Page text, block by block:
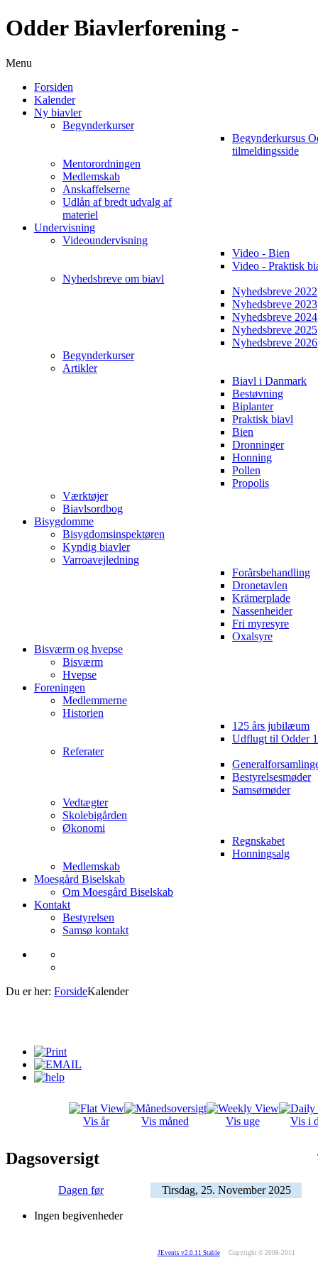
Odder Biavlerforening -
Menu
Forsiden
Kalender
Ny biavler
Begynderkurser
Begynderkursus
tilmeldingsside
Mentorordningen
Medlemskab
Anskaffelserne
Udlån af bredt udvalg af
materiel
Undervisning
Videoundervisning
Video - Bien
Video - Praktisk
Nyhedsbreve om biavl
Nyhedsbreve 2022
Nyhedsbreve 2023
Nyhedsbreve 2024
Nyhedsbreve 2025
Nyhedsbreve 2026
Begynderkurser
Artikler
Biavl i Danmark
Bestøvning
Biplanter
Praktisk biavl
Bien
Dronninger
Honning
Pollen
Propolis
Værktøjer
Biavlsordbog
Bisygdomme
Bisygdomsinspektøren
Kyndig biavler
Varroavejledning
Forårsbehandling
Dronetavlen
Krämerplade
Nassenheider
Fri myresyre
Oxalsyre
Bisværm og hvepse
Bisværm
Hvepse
Foreningen
Medlemmerne
Historien
125 års jubilæum
Udflugt til Odder
Referater
Bestyrelsesmøder
Samsømøder
Vedtægter
Skolebigården
Økonomi
Regnskabet
Honningsalg
Medlemskab
Moesgård Biselskab
Om Moesgård Biselskab
Kontakt
Bestyrelsen
Samsø kontakt
Du er her: ForsideKalender
Vis år Vis måned Vis uge Vis i
Dagsoversigt
Dagen før Tirsdag, 25. November 2025
Ingen begivenheder
JEvents v2.0.11 Stable Copyright © 2006-2011